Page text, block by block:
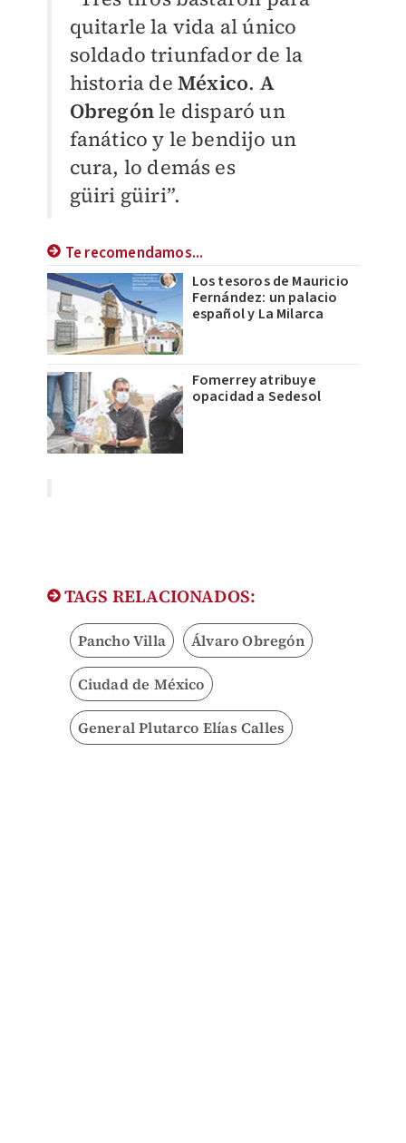
quitarle la vida al único
soldado triunfador de la
historia de México. A
Obregónle disparó un
fanático y le bendijo un
cura, lo demás es
güiri güiri”.
Te recomendamos...
Los tesoros de Mauricio
Fernández: un palacio
español y La Milarca
Fomerrey atribuye
opacidad a Sedesol
TAGS RELACIONADOS:
Pancho Villa Álvaro Obregón
Ciudad de México
General Plutarco Elías Calles